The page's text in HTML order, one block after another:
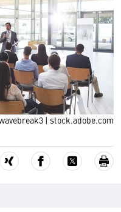
| stock.adobe.com